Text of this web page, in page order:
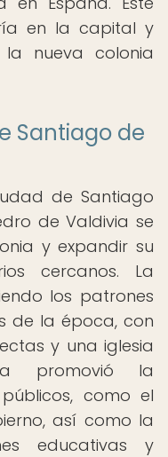
en la capital y
nueva colonia
Santiago de
de Santiago
de Valdivia se
y expandir su
cercanos. La
los patrones
de la época, con
y una iglesia
promovió la
como el
así como la
educativas y